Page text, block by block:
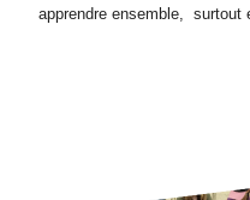
apprendre ensemble, surtout